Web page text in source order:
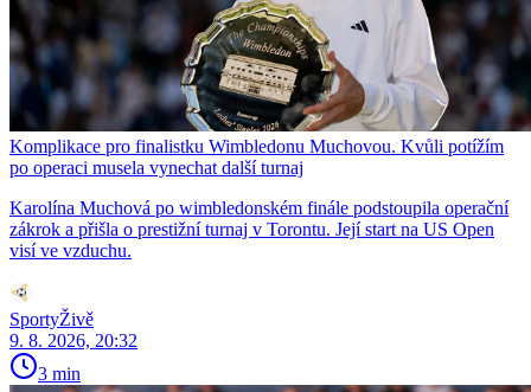
Komplikace pro finalistku Wimbledonu Muchovou. Kvůli potížím
po operaci musela vynechat další turnaj
Karolína Muchová po wimbledonském finále podstoupila operační
zákrok a přišla o prestižní turnaj v Torontu. Její start na US Open
visí ve vzduchu.
SportyŽivě
9. 8. 2026, 20:32
3 min